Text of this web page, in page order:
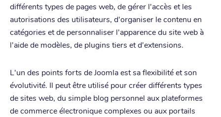
différents types de pages web, de gérer l'accès et les
autorisations des utilisateurs, d'organiser le contenu en
catégories et de personnaliser l'apparence du site web à
l'aide de modèles, de plugins tiers et d'extensions.
L'un des points forts de Joomla est sa flexibilité et son
évolutivité. Il peut être utilisé pour créer différents types
de sites web, du simple blog personnel aux plateformes
de commerce électronique complexes ou aux portails